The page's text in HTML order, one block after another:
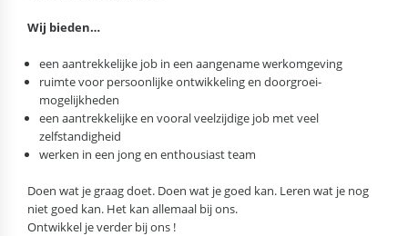
Wij bieden…
een aantrekke­lijke job in een aangename werkomgeving
ruimte voor persoonlijke ontwikkeling en doorgroei­
mogelijkheden
een aantrekke­lijke en vooral veelzijdige job met veel
zelfstandig­heid
werken in een jong en enthousiast team
Doen wat je graag doet. Doen wat je goed kan. Leren wat je nog
niet goed kan. Het kan allemaal bij ons.
Ontwikkel je verder bij ons !